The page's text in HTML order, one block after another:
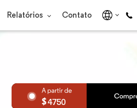
Relatórios Contato
4750